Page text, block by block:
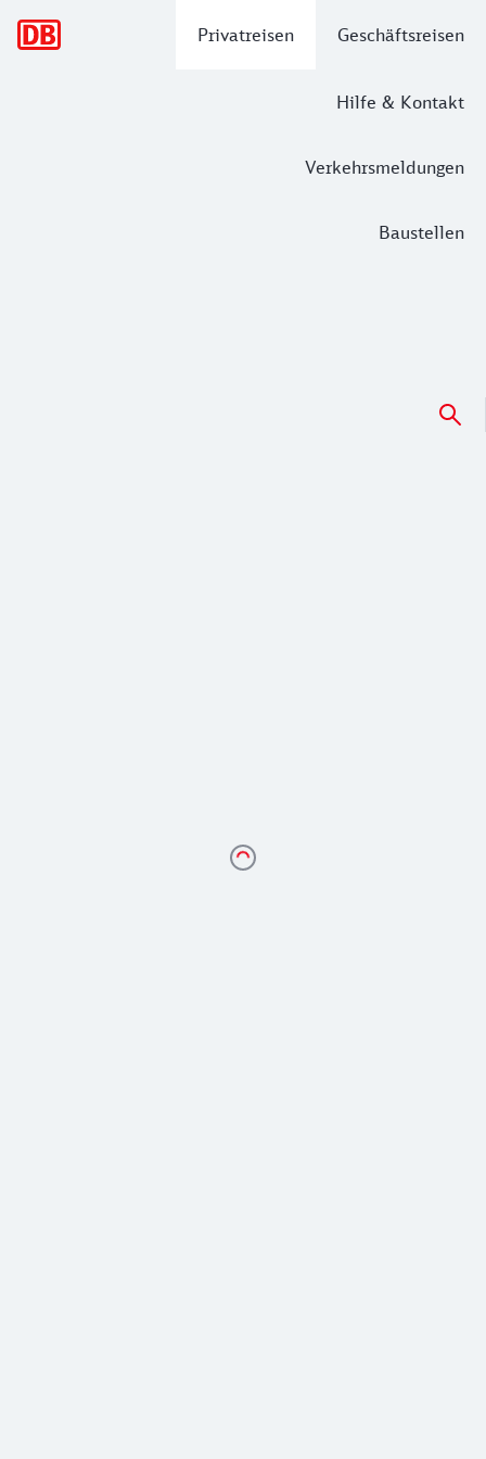
Privatreisen Geschäftsreisen
Hilfe & Kontakt
Verkehrsmeldungen
Baustellen